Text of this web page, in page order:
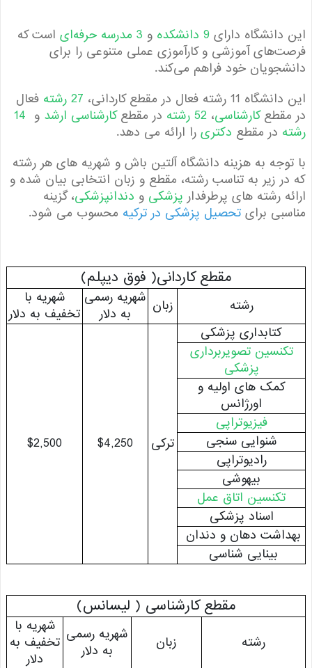
دارای9 دانشکده و3 مدرسه حرفه‌ای
است که
آموزشی و کارآموزی عملی متنوعی را برای
خود فراهم می‌کند.
رشته فعال در مقطع کاردانی،
27 رشته
فعال
کارشناسی،52 رشته در مقطعکارشناسی ارشد و14
در مقطعدکتریرا ارائه می دهد.
به هزینه دانشگاه آلتین باش و شهریه های هر رشته
زیر به تناسب رشته، مقطع و زبان انتخابی بیان شده و
رشته های پرطرفدارپزشکیودندانپزشکی، گزینه
برایتحصیل پزشکی در ترکیه محسوب می شود.
مقطع کاردانی( فوق دیپلم)
شهریه رسمی
به دلار
شهریه با
تخفیف به دلار
کتابداری پزشکی
$4,250
$2,500
تصویربرداری
پزشکی
کمک های اولیه و
اورژانس
فیزیوتراپی
شنوایی سنجی
رادیوتراپی
بیهوشی
تکنسین اتاق عمل
اسناد پزشکی
دهان و دندان
بینایی شناسی
مقطع کارشناسی ( لیسانس)
شهریه رسمی
به دلار
شهریه با
تخفیف به